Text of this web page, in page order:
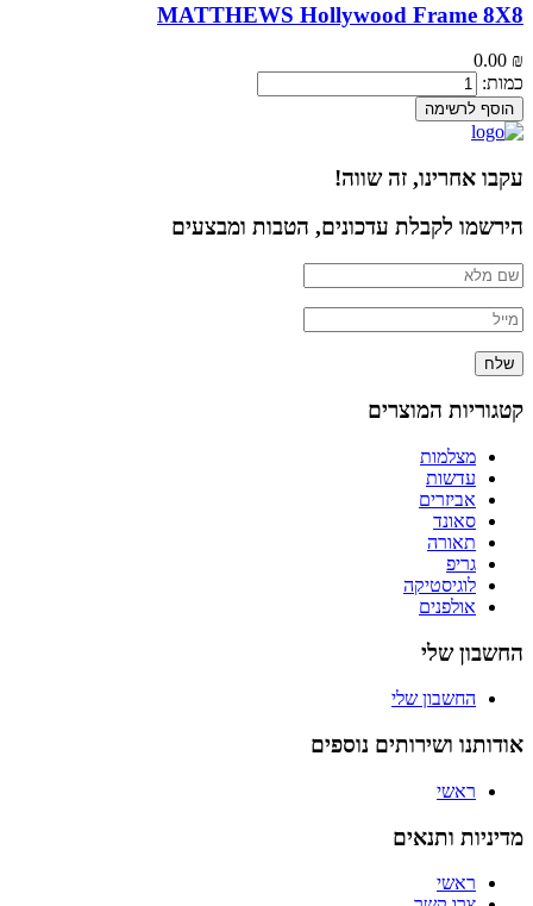
MATTHEWS Hollywood Frame 8X8
0.00 ₪
כמות:
הוסף לרשימה
עקבו אחרינו, זה שווה!
הירשמו לקבלת עדכונים, הטבות ומבצעים
שלח
קטגוריות המוצרים
מצלמות
עדשות
אביזרים
סאונד
תאורה
גריפ
לוגיסטיקה
אולפנים
החשבון שלי
החשבון שלי
אודותנו ושירותים נוספים
ראשי
מדיניות ותנאים
ראשי